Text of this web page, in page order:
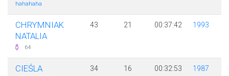
hahahaha
CHRYMNIAK
NATALIA
64
43 21 00:37:42 1993
CIEŚLA
34 16 00:32:53 1987